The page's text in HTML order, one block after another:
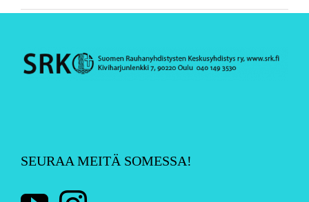
SEURAA MEITÄ SOMESSA!